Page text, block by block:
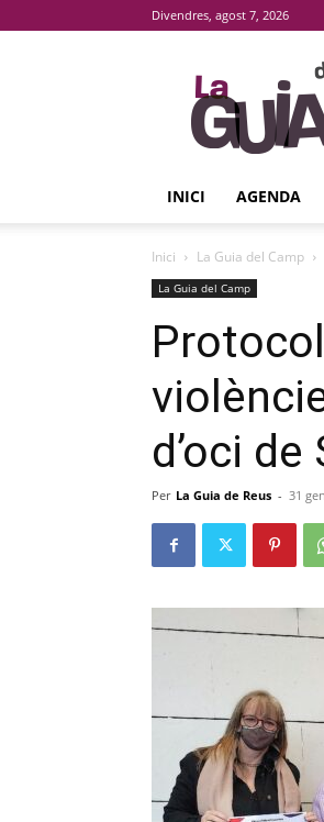
Divendres, agost 7, 2026
INICI AGENDA
Inici La Guia del Camp
La Guia del Camp
d’oci de
Per La Guia de Reus - 31